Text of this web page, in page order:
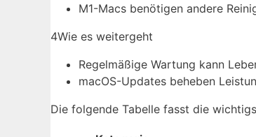
M1-Macs benötigen andere
4Wie es weitergeht
Regelmäßige Wartung kann
macOS-Updates beheben
Die folgende Tabelle fasst die